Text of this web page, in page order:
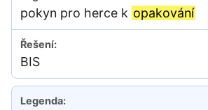
pokyn pro herce k opakování
BIS